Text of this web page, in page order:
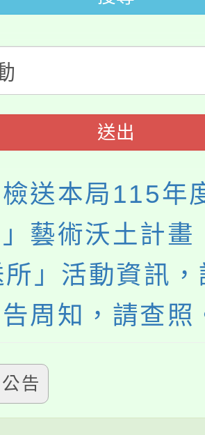
迎學生輔導中心
諮商輔導、社會
生報名參加。
簡章及活動海報
名參加。
市補助參觀特色
動實施計畫」
推展貢獻獎」
送出
送本局115年
藝術沃土計畫
」活動資訊
周知，請查照
公告